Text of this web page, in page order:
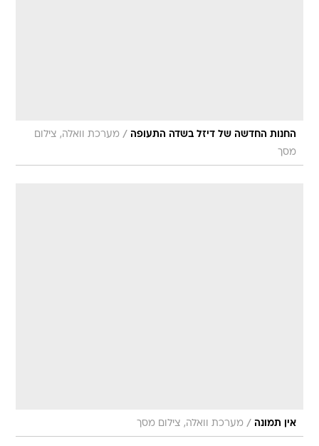
החנות החדשה של דיזל בשדה התעופה / מערכת וואלה, צילום
מסך
אין תמונה / מערכת וואלה, צילום מסך